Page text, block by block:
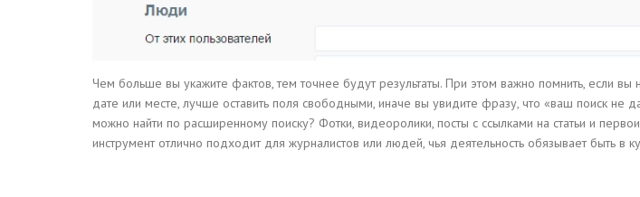
Чем больше вы укажите фактов, тем точнее будут результаты. При этом важно помнить, если вы
дате или месте, лучше оставить поля свободными, иначе вы увидите фразу, что «ваш поиск не
можно найти по расширенному поиску? Фотки, видеоролики, посты с ссылками на статьи и
инструмент отлично подходит для журналистов или людей, чья деятельность обязывает быть в